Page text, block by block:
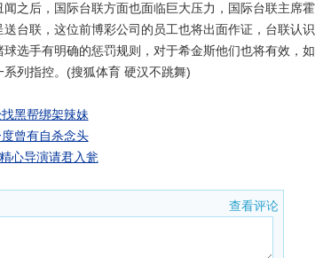
后，国际台联方面也面临巨大压力，国际台联主席霍
台联，这位前博彩公司的员工也将出面作证，台联认识
选手有明确的惩罚规则，对于希金斯他们也将有效，如
列指控。(搜狐体育 硬汉不跳舞)
黑帮绑架辣妹
曾有自杀念头
心导演请君入瓮
查看评论